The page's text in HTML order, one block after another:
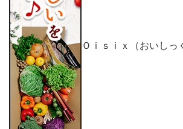
Ｏｉｓｉｘ（おいしっ